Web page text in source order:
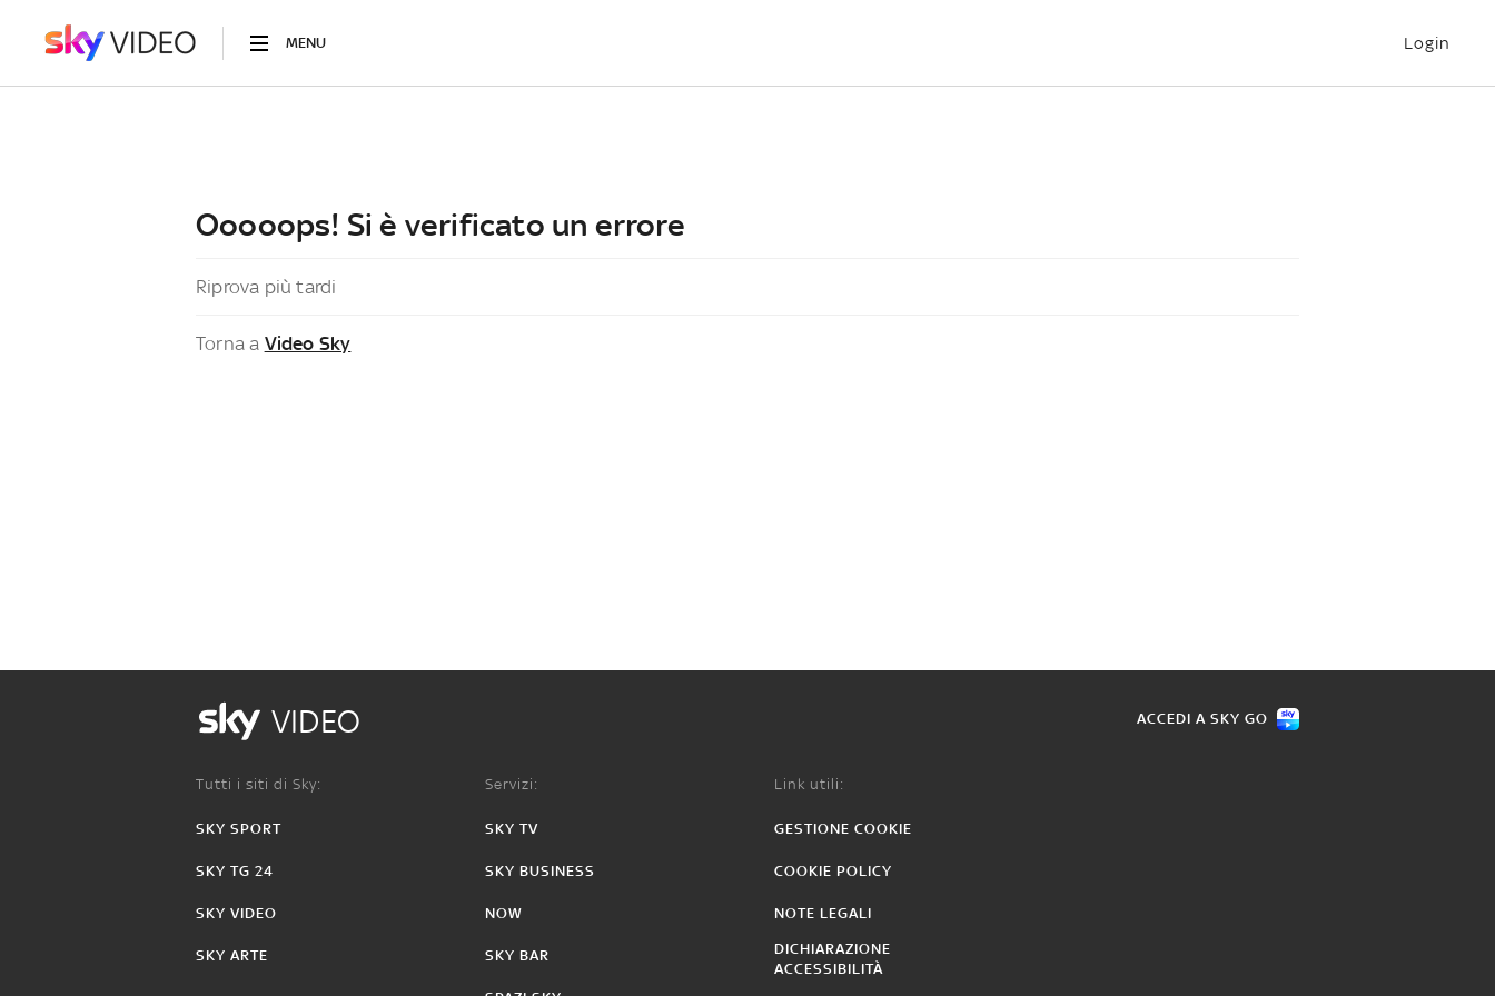
MENU Login
Ooooops! Si è verificato un errore
Riprova più tardi
Torna a Video Sky
VIDEO ACCEDI A SKY GO
Tutti i siti di Sky:
SKY SPORT
SKY TG 24
SKY VIDEO
SKY ARTE
Servizi:
SKY TV
SKY BUSINESS
NOW
SKY BAR
Link utili:
GESTIONE COOKIE
COOKIE POLICY
NOTE LEGALI
DICHIARAZIONE
ACCESSIBILITÀ